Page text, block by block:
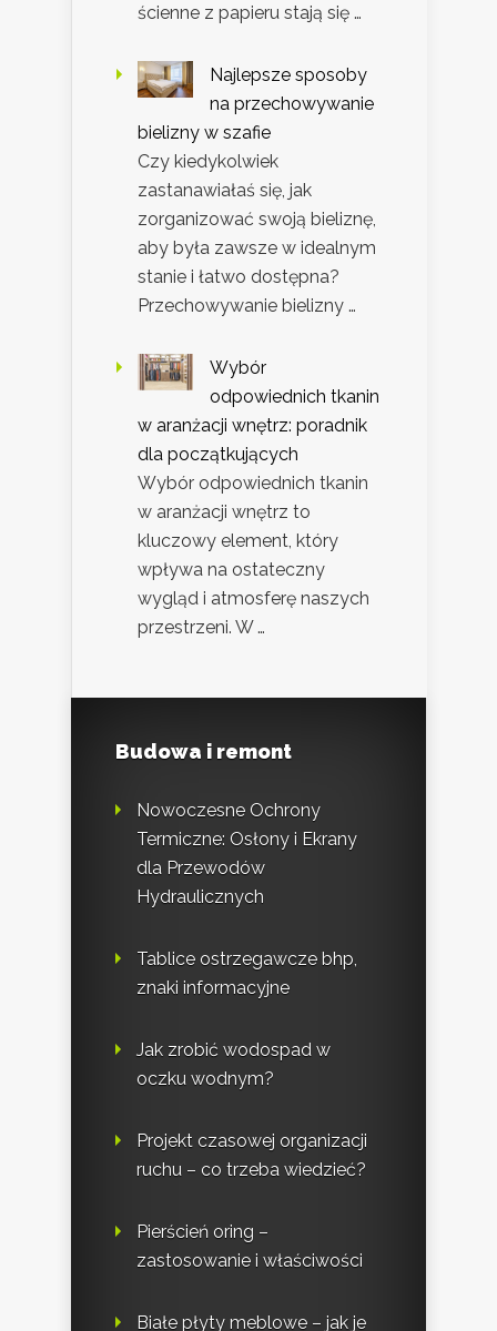
ścienne z papieru stają się …
Najlepsze sposoby
na przechowywanie
bielizny w szafie
Czy kiedykolwiek
zastanawiałaś się, jak
zorganizować swoją bieliznę,
aby była zawsze w idealnym
stanie i łatwo dostępna?
Przechowywanie bielizny …
Wybór
odpowiednich tkanin
w aranżacji wnętrz: poradnik
dla początkujących
Wybór odpowiednich tkanin
w aranżacji wnętrz to
kluczowy element, który
wpływa na ostateczny
wygląd i atmosferę naszych
przestrzeni. W …
Budowa i remont
Nowoczesne Ochrony
Termiczne: Osłony i Ekrany
dla Przewodów
Hydraulicznych
Tablice ostrzegawcze bhp,
znaki informacyjne
Jak zrobić wodospad w
oczku wodnym?
Projekt czasowej organizacji
ruchu – co trzeba wiedzieć?
Pierścień oring –
zastosowanie i właściwości
Białe płyty meblowe – jak je